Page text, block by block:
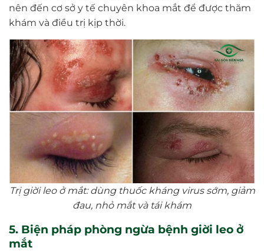
nên đến cơ sở y tế chuyên khoa mắt để được thăm
khám và điều trị kịp thời.
Trị giời leo ở mắt: dùng thuốc kháng virus sớm, giảm
đau, nhỏ mắt và tái khám
5. Biện pháp phòng ngừa bệnh giời leo ở
mắt